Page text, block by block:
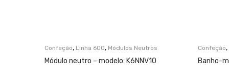
Confeção, Linha 600, Módulos Neutros
Módulo neutro – modelo: K6NNV10
Confeção,
Banho-